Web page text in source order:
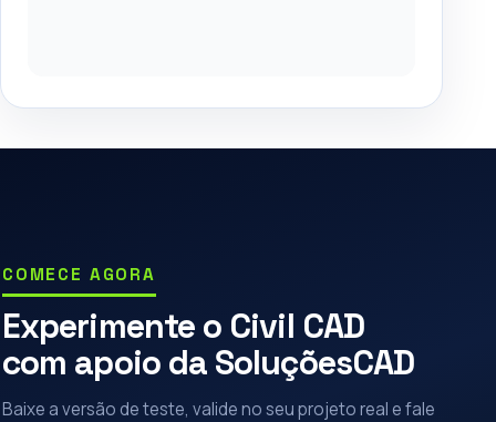
COMECE AGORA
Experimente o Civil CAD
com apoio da SoluçõesCAD
Baixe a versão de teste, valide no seu projeto real e fale